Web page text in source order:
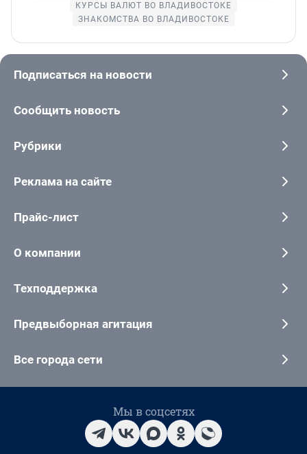
КУРСЫ ВАЛЮТ ВО ВЛАДИВОСТОКЕ
ЗНАКОМСТВА ВО ВЛАДИВОСТОКЕ
Подписаться на новости
Сообщить новость
Рубрики
Реклама на сайте
Прайс-лист
О компании
Техподдержка
Предвыборная агитация
Все города сети
Мы в соцсетях